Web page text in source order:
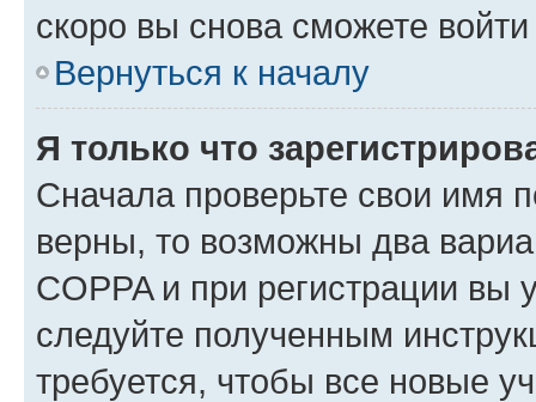
скоро вы снова сможете
Вернуться к началу
Я только что
Сначала проверьте свои имя
верны, то возможны два
COPPA и при регистрации вы
следуйте полученным
требуется, чтобы все новые